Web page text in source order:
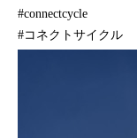
#connectcycle
#コネクトサイクル